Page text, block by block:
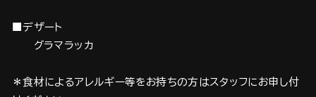
■デザート
グラマラッカ
＊食材によるアレルギー等をお持ちの方はスタッフにお申し付